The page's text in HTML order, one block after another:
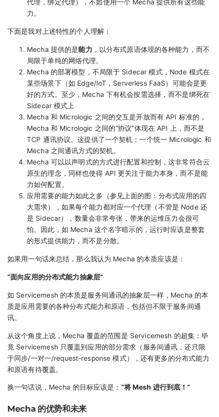
代理，绑定代理），不如使用一个 Mecha 提供所有这些能
力。
下面是我对上述特性的个人理解：
Mecha 提供的是能力 ，以分布式原语体现的各种能力，而不
局限于单纯的网络代理。
Mecha 的部署模型，不局限于 Sidecar 模式，Node 模式在
某些场景下（如 Edge/IoT，Serverless FaaS）可能会是更
好的方式。至少，Mecha 下有机会按需选择，而不是绑死在
Sidecar 模式上
Mecha 和 Micrologic 之间的交互是开放而有 API 标准的，
Mecha 和 Micrologic 之间的“协议”体现在 API 上，而不是
TCP 通讯协议。这提供了一个契机：一个统一 Micrologic 和
Mecha 之间通讯方式的契机。
Mecha 可以以声明式的方式进行配置和控制，这非常符合云
原生的理念，同样也使得 API 更关注于能力本身，而不是能
力如何配置。
应用需要的能力如此之多（参见上面的图：分布式应用的四
大需求），如果每个能力都对应一个代理（不管是 Node 还
是 Sidecar），数量会非常夸张，带来的运维压力会很可
怕。因此，如 Mecha 这个名字暗示的，运行时应该是整套
的形式提供能力，而不是分散。
如果用一句话来总结，那么我认为 Mecha 的本质应该是：
“面向应用的分布式能力抽象层”
如 Servicemesh 的本质是服务间通讯的抽象层一样，Mecha 的本
质是应用需要的各种分布式能力和原语，包括但不限于服务间通
讯。
从这个角度上说，Mecha 覆盖的范围是 Servicemesh 的超集：毕
竟 Servicemesh 只覆盖到应用的部分需求（服务间通讯，还只限
于同步/一对一/request-response 模式），还有更多的分布式能力
和原语有待覆盖。
换一句话说，Mecha 的目标应该是： “将 Mesh 进行到底！”
Mecha 的优势和未来